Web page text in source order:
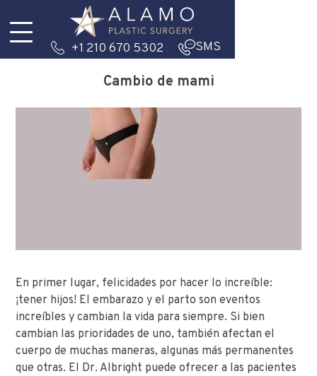
+1 210 670 5302 SMS
Cambio de mami
En primer lugar, felicidades por hacer lo increíble:
¡tener hijos! El embarazo y el parto son eventos
increíbles y cambian la vida para siempre. Si bien
cambian las prioridades de uno, también afectan el
cuerpo de muchas maneras, algunas más permanentes
que otras. El Dr. Albright puede ofrecer a las pacientes